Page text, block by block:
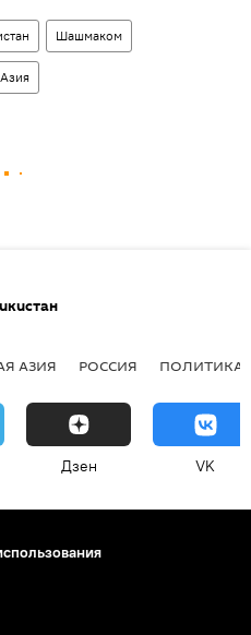
Шашмаком
АЗИЯ РОССИЯ ПОЛИТИКА
Дзен VK